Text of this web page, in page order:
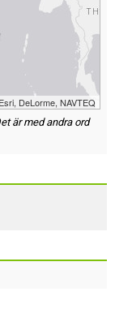
DeLorme, NAVTEQ
är med andra ord